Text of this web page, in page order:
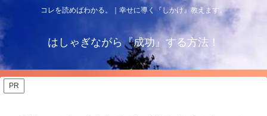
コレを読めばわかる。｜幸せに導く『しかけ』教えます。
はしゃぎながら『成功』する方法！
PR